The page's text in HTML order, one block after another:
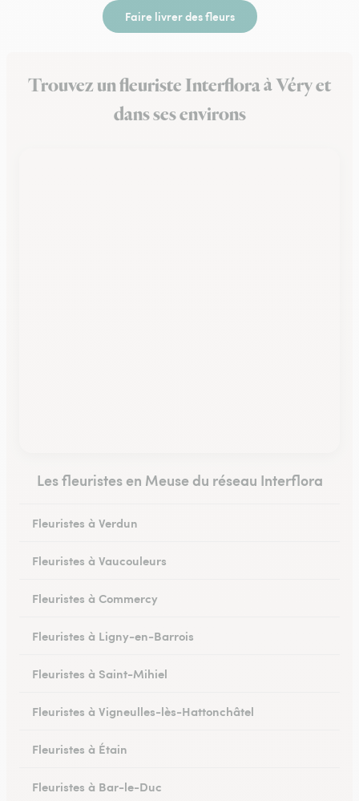
Faire livrer des fleurs
Trouvez un fleuriste Interflora à Véry et
dans ses environs
Les fleuristes en Meuse du réseau Interflora
Fleuristes à Verdun
Fleuristes à Vaucouleurs
Fleuristes à Commercy
Fleuristes à Ligny-en-Barrois
Fleuristes à Saint-Mihiel
Fleuristes à Vigneulles-lès-Hattonchâtel
Fleuristes à Étain
Fleuristes à Bar-le-Duc